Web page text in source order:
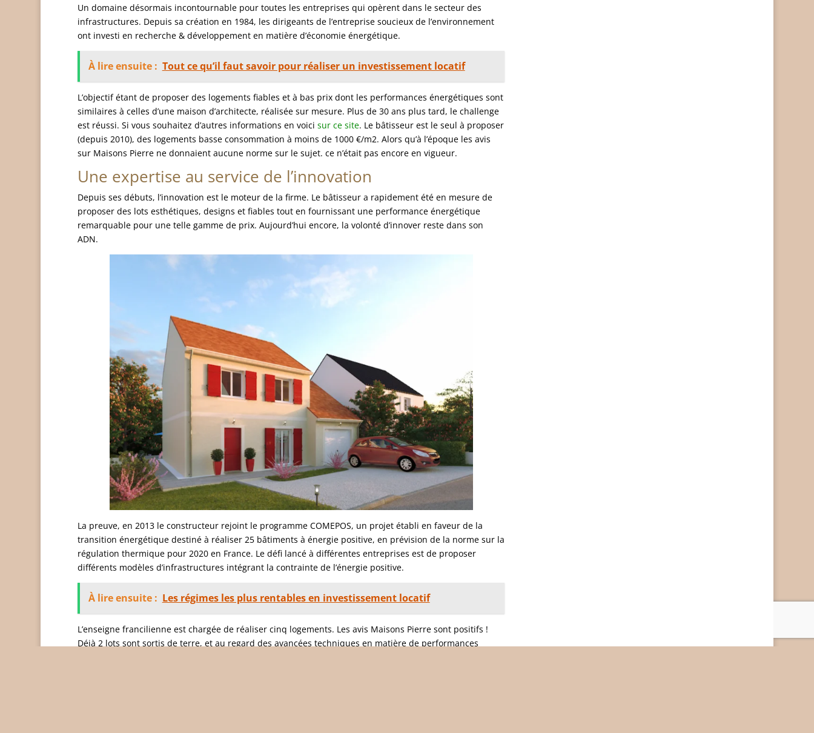
Un domaine désormais incontournable pour toutes les entreprises qui opèrent dans le secteur des
infrastructures. Depuis sa création en 1984, les dirigeants de l’entreprise soucieux de l’environnement
ont investi en recherche & développement en matière d’économie énergétique.
À lire ensuite : Tout ce qu’il faut savoir pour réaliser un investissement locatif
L’objectif étant de proposer des logements fiables et à bas prix dont les performances énergétiques sont
similaires à celles d’une maison d’architecte, réalisée sur mesure. Plus de 30 ans plus tard, le challenge
est réussi. Si vous souhaitez d’autres informations en voici sur ce site. Le bâtisseur est le seul à proposer
(depuis 2010), des logements basse consommation à moins de 1000 €/m2. Alors qu’à l’époque les avis
sur Maisons Pierre ne donnaient aucune norme sur le sujet. ce n’était pas encore en vigueur.
Une expertise au service de l’innovation
Depuis ses débuts, l’innovation est le moteur de la firme. Le bâtisseur a rapidement été en mesure de
proposer des lots esthétiques, designs et fiables tout en fournissant une performance énergétique
remarquable pour une telle gamme de prix. Aujourd’hui encore, la volonté d’innover reste dans son
ADN.
La preuve, en 2013 le constructeur rejoint le programme COMEPOS, un projet établi en faveur de la
transition énergétique destiné à réaliser 25 bâtiments à énergie positive, en prévision de la norme sur la
régulation thermique pour 2020 en France. Le défi lancé à différentes entreprises est de proposer
différents modèles d’infrastructures intégrant la contrainte de l’énergie positive.
À lire ensuite : Les régimes les plus rentables en investissement locatif
L’enseigne francilienne est chargée de réaliser cinq logements. Les avis Maisons Pierre sont positifs !
Déjà 2 lots sont sortis de terre, et au regard des avancées techniques en matière de performances